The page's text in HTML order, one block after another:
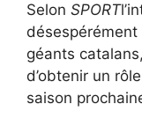
Selon SPORT
géants
d’obtenir un
saison